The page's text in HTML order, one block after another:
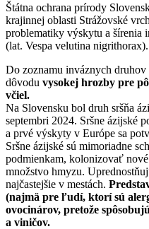
Štátna ochrana prírody
krajinnej oblasti Strážovské
problematiky výskytu a šírenia
(lat. Vespa velutina nigrithorax).
Do zoznamu inváznych
dôvodu vysokej hrozby pre
včiel.
Na Slovensku bol druh sršňa
septembri 2024. Sršne ázijské
a prvé výskyty v Európe sa
Sršne ázijské sú mimoriadne
podmienkam, kolonizovať
množstvo hmyzu.
najčastejšie v mestách.
(najmä pre ľudí, ktorí sú
ovocinárov, pretože
a viničov.